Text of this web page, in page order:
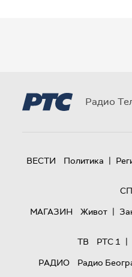
Радио
ВЕСТИ Политика |
МАГАЗИН
Живот |
ТВ
РТС 1 |
РАДИО
Радио